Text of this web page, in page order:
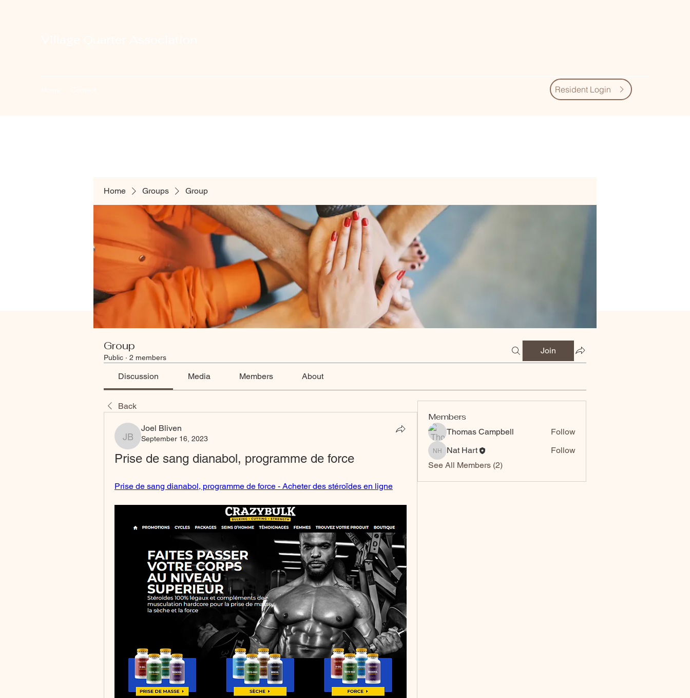
Resident Login
Home Groups Group
Group
Public · 2 members
Join
Discussion Media Members About
Back
Joel Bliven
Joel Bliven
September 16, 2023
Prise de sang dianabol, programme de force
Prise de sang dianabol, programme de force - Acheter des stéroïdes en ligne
Members
Thomas Campbell Follow
Nat Hart
Nat Hart
Follow
See All Members (2)